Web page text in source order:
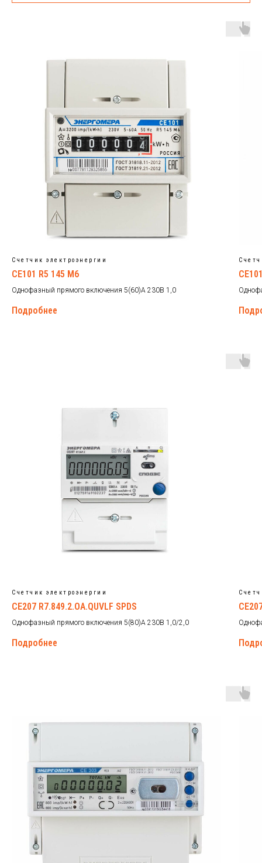
Счетчик электроэнергии
CE101 R5 145 M6
Однофазный прямого включения 5(60)А 230В 1,0
Подробнее
Счетчик электроэнергии
CE207 R7.849.2.OA.QUVLF SPDS
Однофазный прямого включения 5(80)А 230В 1,0/2,0
Подробнее